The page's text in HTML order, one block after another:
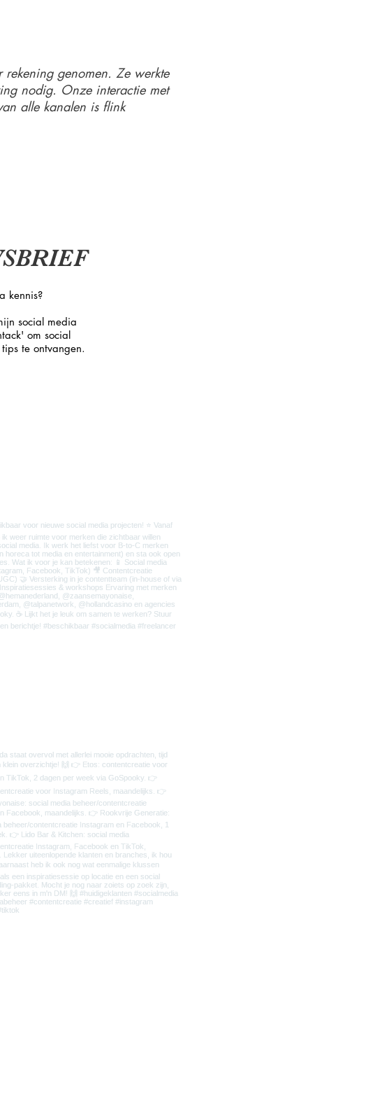
genomen. Ze werkte
nodig. Onze interactie met
alle kanalen is flink
kennis?
social media
om social
te ontvangen.